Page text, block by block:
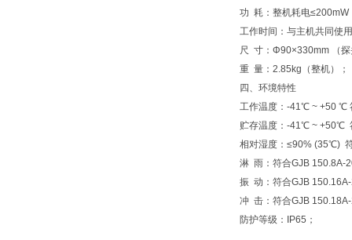
功 耗：整机耗电≤200mW
工作时间：与主机共同使
尺 寸：Φ90×330mm （
重 量：2.85kg（整机）；
四、环境特性
工作温度：-41℃ ~ +50 ℃
贮存温度：-41℃ ~ +50℃
相对湿度：≤90% (35℃)
淋 雨：符合GJB 150.8A-
振 动：符合GJB
冲 击：符合GJB
防护等级：IP65；